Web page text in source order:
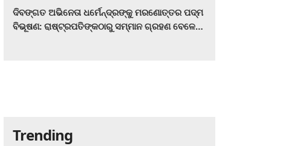
ଦିବଙ୍ଗତ ଅଭିନେତା ଧର୍ମେନ୍ଦ୍ରଙ୍କୁ ମରଣୋତ୍ତର ପଦ୍ମ
ବିଭୂଷଣ: ରାଷ୍ଟ୍ରପତିଙ୍କଠାରୁ ସମ୍ମାନ ଗ୍ରହଣ ବେଳେ
Trending